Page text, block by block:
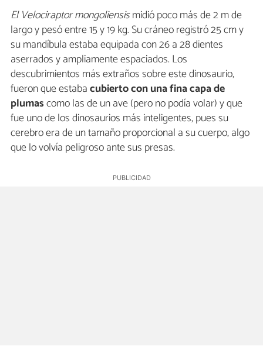
El Velociraptor mongoliensismidió poco más de 2 m de
largo y pesó entre 15 y 19 kg. Su cráneo registró 25 cm y
su mandíbula estaba equipada con 26 a 28 dientes
aserrados y ampliamente espaciados. Los
descubrimientos más extraños sobre este dinosaurio,
fueron que estabacubierto con una fina capa de
plumascomo las de un ave (pero no podía volar) y que
fue uno de los dinosaurios más inteligentes, pues su
cerebro era de un tamaño proporcional a su cuerpo, algo
que lo volvía peligroso ante sus presas.